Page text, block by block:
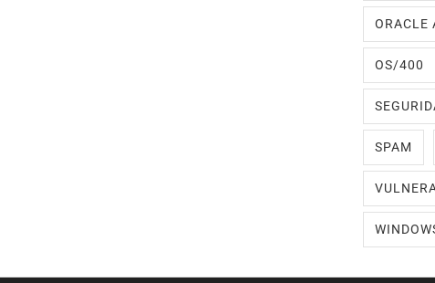
ORACLE
OS/400
SPAM